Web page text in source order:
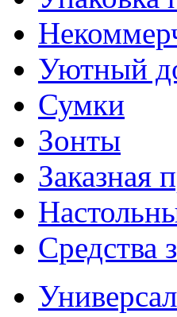
Уютный
Сумки
Зонты
Заказная
Средства